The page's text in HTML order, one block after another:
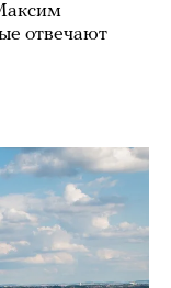
отвечают